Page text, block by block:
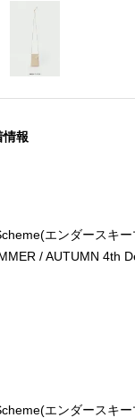
報
エンダースキー
/ AUTUMN 4th
エンダースキー